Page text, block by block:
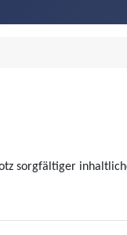
sorgfältiger